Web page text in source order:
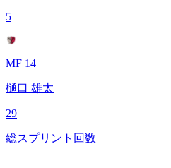
5
MF 14
樋口 雄太
29
総スプリント回数